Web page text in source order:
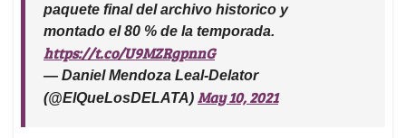
paquete final del archivo historico y
montado el 80 % de la temporada.
https://t.co/U9MZRgpnnG
— Daniel Mendoza Leal-Delator
(@ElQueLosDELATA) May 10, 2021